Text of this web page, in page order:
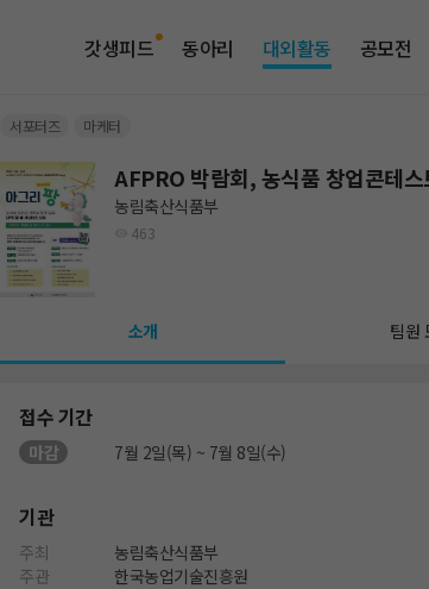
갓생피드 동아리 대외활동 공모전
서포터즈 마케터
AFPRO 박람회, 농식품 창업콘테
농림축산식품부
463
소개 팀원
접수 기간
마감 7월 2일(목) ~ 7월 8일(수)
기관
주최
농림축산식품부
주관
한국농업기술진흥원